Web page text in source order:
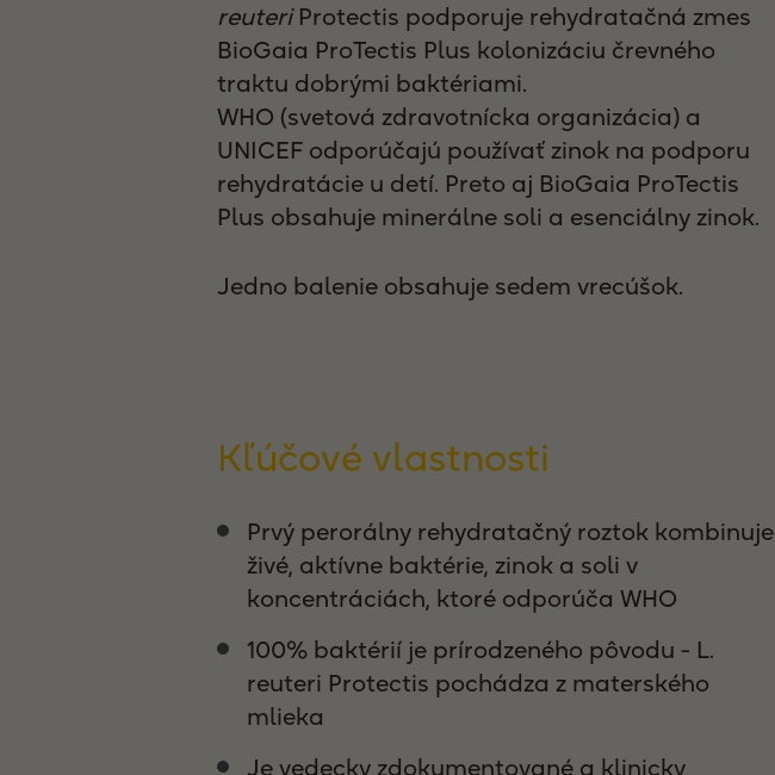
reuteri Protectis podporuje rehydratačná zmes
BioGaia ProTectis Plus kolonizáciu črevného
traktu dobrými baktériami.
WHO (svetová zdravotnícka organizácia) a
UNICEF odporúčajú používať zinok na podporu
rehydratácie u detí. Preto aj BioGaia ProTectis
Plus obsahuje minerálne soli a esenciálny zinok.
Jedno balenie obsahuje sedem vrecúšok.
Kľúčové vlastnosti
Prvý perorálny rehydratačný roztok kombinuje
živé, aktívne baktérie, zinok a soli v
koncentráciách, ktoré odporúča WHO
100% baktérií je prírodzeného pôvodu - L.
reuteri Protectis pochádza z materského
mlieka
Je vedecky zdokumentované a klinicky